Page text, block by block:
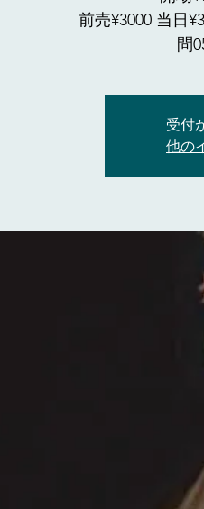
前売¥3000 当日
問
受付
他の